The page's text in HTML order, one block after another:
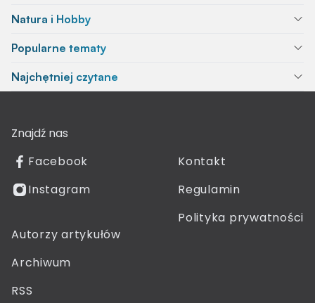
Natura i Hobby
Popularne tematy
Najchętniej czytane
Znajdź nas
Facebook
Instagram
Kontakt
Regulamin
Polityka prywatności
Autorzy artykułów
Archiwum
RSS